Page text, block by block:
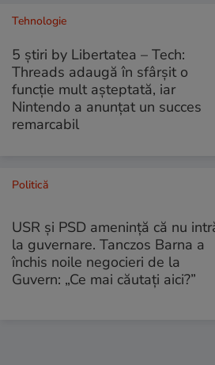
Tehnologie
5 știri by Libertatea – Tech:
Threads adaugă în sfârșit o
funcție mult așteptată, iar
Nintendo a anunțat un succes
remarcabil
Politică
USR și PSD amenință că nu
la guvernare. Tanczos Barna a
închis noile negocieri de la
Guvern: „Ce mai căutați aici?”